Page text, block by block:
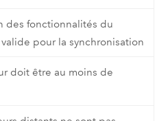
des fonctionnalités du
pour la synchronisation
doit être au moins de